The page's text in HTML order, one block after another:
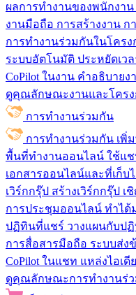
ผลการทำงานของพนักงาน
งานมือถือ การสร้างงาน ก
การทำงานร่วมกันในโครง
ระบบอัตโนมัติ ประหยัดเว
CoPilot ในงาน คำอธิบายง
ดูคุณลักษณะงานและโคร
การทำงานร่วมกัน
การทำงานร่วมกัน เพิ่
พื้นที่ทำงานออนไลน์ ใช้แ
เอกสารออนไลน์และที่เก็บ
เวิร์กกรุ๊ป สร้างเวิร์กกรุ๊ป
การประชุมออนไลน์ ทำได้
ปฏิทินที่แชร์ วางแผนกับป
การสื่อสารมือถือ ระบบส่ง
CoPilot ในแชท แหล่งไอเ
ดูคุณลักษณะการทำงานร่